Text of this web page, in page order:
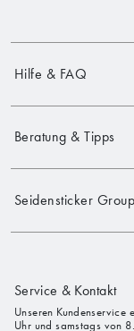
Hilfe & FAQ
Beratung & Tipps
Seidensticker Group
Service & Kontakt
Unseren
Uhr und samstags von